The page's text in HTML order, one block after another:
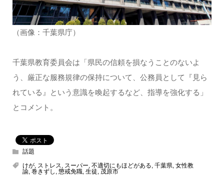
（画像：千葉県庁）
千葉県教育委員会は「県民の信頼を損なうことのないよ
う、厳正な服務規律の保持について、公務員として『見ら
れている』という意識を喚起するなど、指導を強化する」
とコメント。
話題
けが, ストレス, スーパー, 不適切にもほどがある, 千葉県, 女性教
諭, 巻きずし , 懲戒免職, 生徒, 茂原市